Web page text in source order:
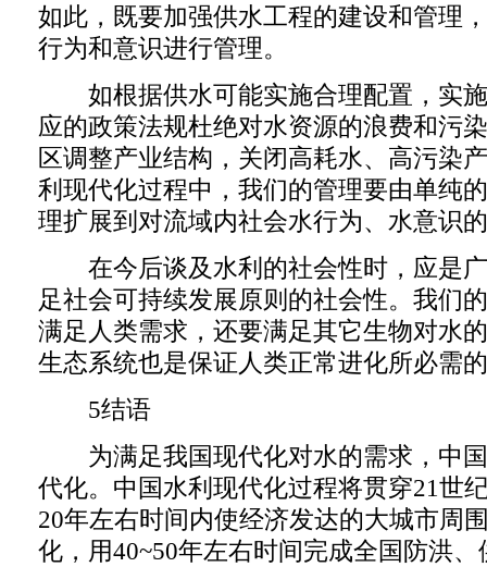
如此，既要加强供水工程的建设和管理
行为和意识进行管理。
如根据供水可能实施合理配置，实施
应的政策法规杜绝对水资源的浪费和污
区调整产业结构，关闭高耗水、高污染
利现代化过程中，我们的管理要由单纯
理扩展到对流域内社会水行为、水意识
在今后谈及水利的社会性时，应是广
足社会可持续发展原则的社会性。我们
满足人类需求，还要满足其它生物对水
生态系统也是保证人类正常进化所必需
5结语
为满足我国现代化对水的需求，中国
代化。中国水利现代化过程将贯穿21世
20年左右时间内使经济发达的大城市周
化，用40~50年左右时间完成全国防洪